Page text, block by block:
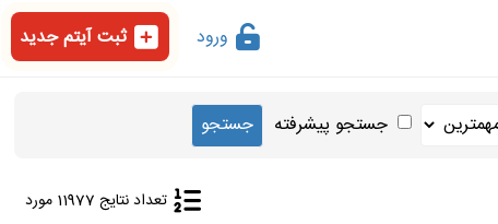
ورود ثبت آیتم جدید
جستجو پیشرفته
تعداد نتایج 11977 مورد